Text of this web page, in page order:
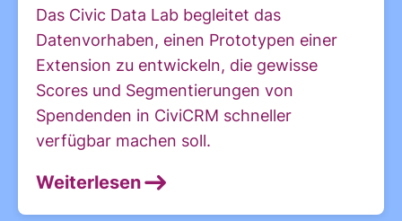
Das Civic Data Lab begleitet das
Datenvorhaben, einen Prototypen einer
Extension zu entwickeln, die gewisse
Scores und Segmentierungen von
Spendenden in CiviCRM schneller
verfügbar machen soll.
Weiterlesen